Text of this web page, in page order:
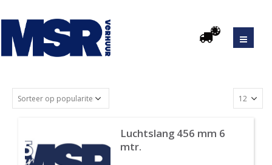
Luchtslang 456 mm 6
mtr.